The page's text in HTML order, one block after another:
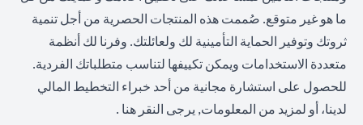
ما هو غير متوقع. صُممت هذه المنتجات الحصرية من أجل تنمية
ثروتك وتوفير الحماية التأمينية لك ولعائلتك. وفرنا لك أنظمة
متعددة الاستخدامات ويمكن تكييفها لتناسب متطلباتك الفردية.
للحصول على استشارة مجانية من أحد خبراء التخطيط المالي
لدينا، أو لمزيد من المعلومات, يرجى النقر هنا .